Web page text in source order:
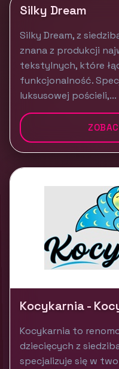
Silky Dream
Silky Dream, z
znana z produkcji
tekstylnych, które
funkcjonalność.
luksusowej pościeli,...
Kocykarnia -
Kocykarnia to
dziecięcych z
specjalizuje się w